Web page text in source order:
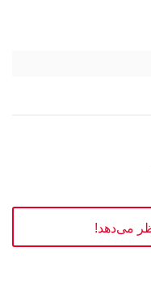
می‌دهد!